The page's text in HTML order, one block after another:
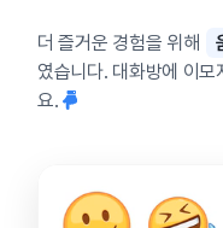
더 즐거운 경험을 위해
였습니다. 대화방에 이모
요.